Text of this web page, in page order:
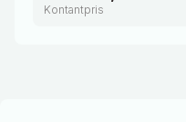
Kontantpris